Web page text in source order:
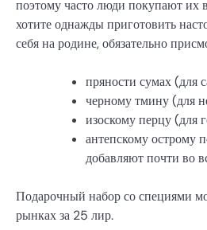
поэтому часто люди покупают их
хотите однажды приготовить
себя на родине, обязательно
пряности сумах (для
черному тмину (для
изоскому перцу (для
антепскому острому
добавляют почти во
Подарочный набор со специями
рынках за 25 лир.